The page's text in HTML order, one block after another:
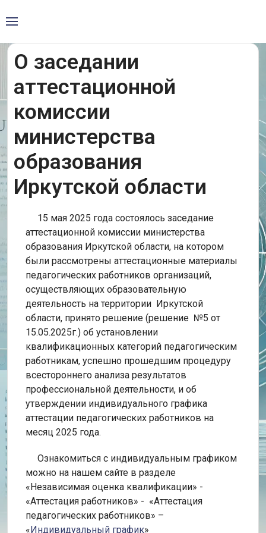
О заседании
аттестационной
комиссии
министерства
образования
Иркутской области
15 мая 2025 года состоялось заседание
аттестационной комиссии министерства
образования Иркутской области, на котором
были рассмотрены аттестационные материалы
педагогических работников организаций,
осуществляющих образовательную
деятельность на территории Иркутской
области, принято решение (решение №5 от
15.05.2025г.) об установлении
квалификационных категорий педагогическим
работникам, успешно прошедшим процедуру
всестороннего анализа результатов
профессиональной деятельности, и об
утверждении индивидуального графика
аттестации педагогических работников на
месяц 2025 года.
Ознакомиться с индивидуальным графиком
можно на нашем сайте в разделе
«Независимая оценка квалификации» -
«Аттестация работников» - «Аттестация
педагогических работников» –
«Индивидуальный график»